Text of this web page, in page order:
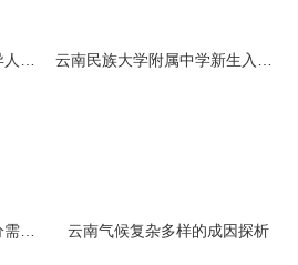
云南气候复杂多样的成因探析